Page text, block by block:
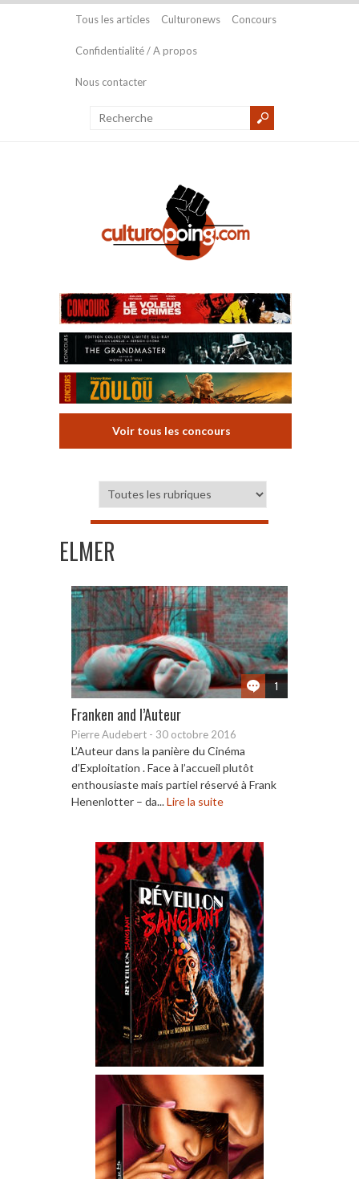
Tous les articles Culturonews Concours
Confidentialité / A propos
Nous contacter
Voir tous les concours
ELMER
1
Franken and l’Auteur
Pierre Audebert - 30 octobre 2016
L’Auteur dans la panière du Cinéma
d’Exploitation . Face à l’accueil plutôt
enthousiaste mais partiel réservé à Frank
Henenlotter – da...Lire la suite